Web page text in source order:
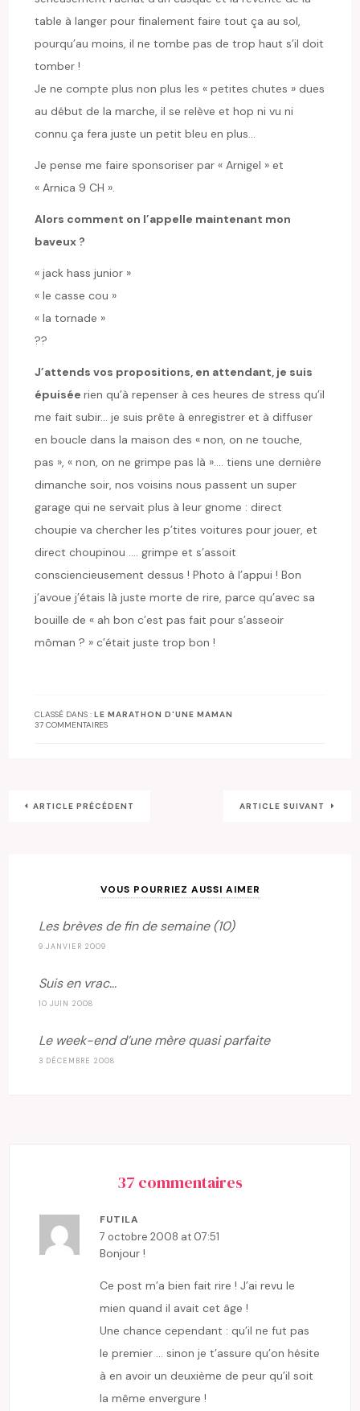
table à langer pour finalement faire tout ça au sol,
pourqu’au moins, il ne tombe pas de trop haut s’il doit
tomber !
Je ne compte plus non plus les « petites chutes » dues
au début de la marche, il se relève et hop ni vu ni
connu ça fera juste un petit bleu en plus…
Je pense me faire sponsoriser par « Arnigel » et
« Arnica 9 CH ».
Alors comment on l’appelle maintenant mon
baveux ?
« jack hass junior »
« le casse cou »
« la tornade »
??
J’attends vos propositions, en attendant, je suis
épuiséerien qu’à repenser à ces heures de stress qu’il
me fait subir… je suis prête à enregistrer et à diffuser
en boucle dans la maison des « non, on ne touche,
pas », « non, on ne grimpe pas là »…. tiens une dernière
dimanche soir, nos voisins nous passent un super
garage qui ne servait plus à leur gnome : direct
choupie va chercher les p’tites voitures pour jouer, et
direct choupinou …. grimpe et s’assoit
consciencieusement dessus ! Photo à l’appui ! Bon
j’avoue j’étais là juste morte de rire, parce qu’avec sa
bouille de « ah bon c’est pas fait pour s’asseoir
môman ? » c’était juste trop bon !
CLASSÉ DANS :LE MARATHON D'UNE MAMAN
37 COMMENTAIRES
ARTICLE PRÉCÉDENT ARTICLE SUIVANT
VOUS POURRIEZ AUSSI AIMER
Les brèves de fin de semaine (10)
9 JANVIER 2009
Suis en vrac…
10 JUIN 2008
Le week-end d’une mère quasi parfaite
3 DÉCEMBRE 2008
37 commentaires
FUTILA
7 octobre 2008 at 07:51
Bonjour !
Ce post m’a bien fait rire ! J’ai revu le
mien quand il avait cet âge !
Une chance cependant : qu’il ne fut pas
le premier … sinon je t’assure qu’on hésite
à en avoir un deuxième de peur qu’il soit
la même envergure !